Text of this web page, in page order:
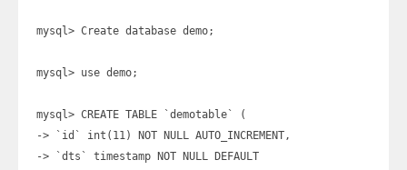
mysql> Create database demo;
mysql> use demo;
mysql> CREATE TABLE `demotable` (
-> `id` int(11) NOT NULL AUTO_INCREMENT,
-> `dts` timestamp NOT NULL DEFAULT